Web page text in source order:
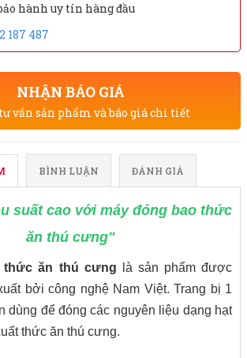
hành uy tín hàng đầu
187 487
NHẬN BÁO GIÁ
vấn sản phẩm và báo giá chi tiết
BÌNH LUẬN ĐÁNH GIÁ
suất cao với máy đóng bao thức
ăn thú cưng"
thức ăn thú cưng là sản phẩm được
bởi công nghệ Nam Việt. Trang bị 1
dùng để đóng các nguyên liệu dạng hạt
thức ăn thú cưng.